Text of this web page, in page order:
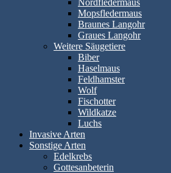
Nordfledermaus
Mopsfledermaus
Braunes Langohr
Graues Langohr
Weitere Säugetiere
Biber
Haselmaus
Feldhamster
Wolf
Fischotter
Wildkatze
Luchs
Invasive Arten
Sonstige Arten
Edelkrebs
Gottesanbeterin